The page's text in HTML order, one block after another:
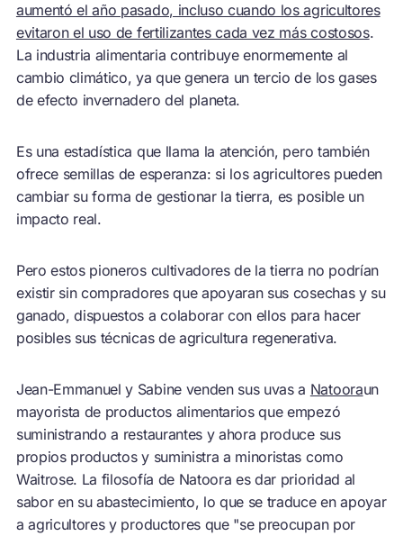
aumentó el año pasado, incluso cuando los agricultores
evitaron el uso de fertilizantes cada vez más costosos.
La industria alimentaria contribuye enormemente al
cambio climático, ya que genera un tercio de los gases
de efecto invernadero del planeta.
Es una estadística que llama la atención, pero también
ofrece semillas de esperanza: si los agricultores pueden
cambiar su forma de gestionar la tierra, es posible un
impacto real.
Pero estos pioneros cultivadores de la tierra no podrían
existir sin compradores que apoyaran sus cosechas y su
ganado, dispuestos a colaborar con ellos para hacer
posibles sus técnicas de agricultura regenerativa.
Jean-Emmanuel y Sabine venden sus uvas a Natooraun
mayorista de productos alimentarios que empezó
suministrando a restaurantes y ahora produce sus
propios productos y suministra a minoristas como
Waitrose. La filosofía de Natoora es dar prioridad al
sabor en su abastecimiento, lo que se traduce en apoyar
a agricultores y productores que "se preocupan por